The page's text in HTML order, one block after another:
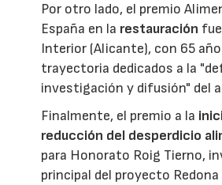
Por otro lado, el premio
España en la restauración
Interior (Alicante), con 65
trayectoria dedicados a la
investigación y difusión" del
Finalmente, el premio a la
reducción del desperdicio
para Honorato Roig Tierno,
principal del proyecto Redona